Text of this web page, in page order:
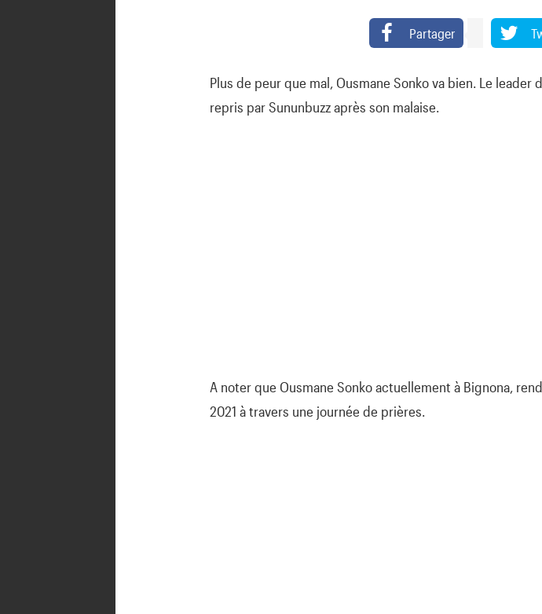
Partager
Plus de peur que mal, Ousmane Sonko va bien. Le
repris par Sununbuzz après son malaise.
A noter que Ousmane Sonko actuellement à Bignona,
2021 à travers une journée de prières.